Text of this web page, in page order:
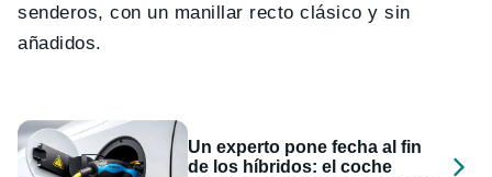
senderos, con un manillar recto clásico y sin
añadidos.
Un experto pone fecha al fin
de los híbridos: el coche